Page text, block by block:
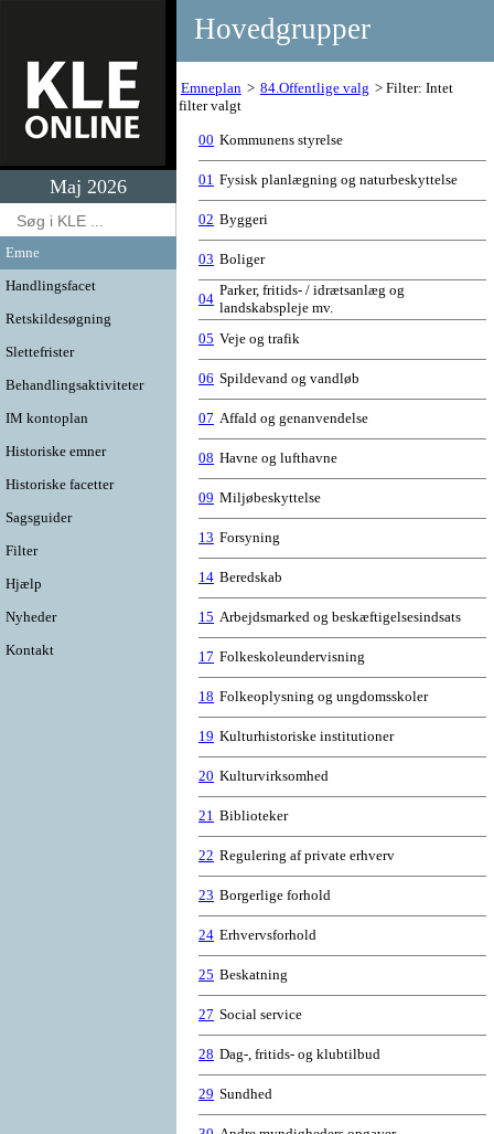
Maj 2026
Emne
Handlingsfacet
Retskildesøgning
Slettefrister
Behandlingsaktiviteter
IM kontoplan
Historiske emner
Historiske facetter
Sagsguider
Filter
Hjælp
Nyheder
Kontakt
Hovedgrupper
Emneplan 84.Offentlige valg
Filter: Intet
filter valgt
00 Kommunens styrelse
01 Fysisk planlægning og naturbeskyttelse
02 Byggeri
03 Boliger
04
Parker, fritids- / idrætsanlæg og
landskabspleje mv.
05 Veje og trafik
06 Spildevand og vandløb
07 Affald og genanvendelse
08 Havne og lufthavne
09 Miljøbeskyttelse
13 Forsyning
14 Beredskab
15 Arbejdsmarked og beskæftigelsesindsats
17 Folkeskoleundervisning
18 Folkeoplysning og ungdomsskoler
19 Kulturhistoriske institutioner
20 Kulturvirksomhed
21 Biblioteker
22 Regulering af private erhverv
23 Borgerlige forhold
24 Erhvervsforhold
25 Beskatning
27 Social service
28 Dag-, fritids- og klubtilbud
29 Sundhed